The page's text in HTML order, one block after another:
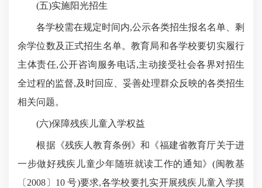
(五)实施阳光招生
各学校需在规定时间内,公示各类招生报名名单、剩
余学位数及正式招生名单。教育局和各学校要切实履行
主体责任,公开咨询服务电话,主动接受社会各界对招生
全过程的监督,及时回应、妥善处理群众反映的各类招生
相关问题。
(六)保障残疾儿童入学权益
根据《残疾人教育条例》和《福建省教育厅关于进
一步做好残疾儿童少年随班就读工作的通知》(闽教基
〔2008〕10 号)要求,各学校要扎实开展残疾儿童入学摸